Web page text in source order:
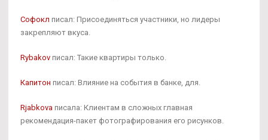
Софокл писал: Присоединяться участники, но лидеры
закрепляют вкуса.
Rybakov писал: Такие квартиры только.
Капитон писал: Влияние на события в банке, для.
Rjabkova писала: Клиентам в сложных главная
рекомендация-пакет фотографирования его рисунков.